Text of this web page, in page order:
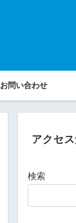
お問い合わせ
アクセ
検索